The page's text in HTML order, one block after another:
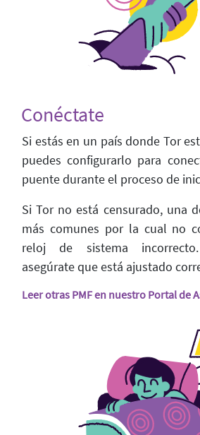
Conéctate
Si estás en un país donde Tor
puedes configurarlo para
puente durante el proceso de
Si Tor no está censurado, una
más comunes por la cual no
reloj de sistema
asegúrate que está ajustado
Leer otras PMF en nuestro Portal de